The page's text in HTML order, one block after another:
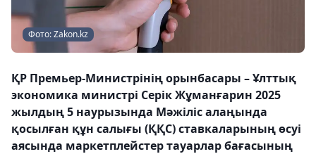
Фото: Zakon.kz
ҚР Премьер-Министрінің орынбасары – Ұлттық
экономика министрі Серік Жұманғарин 2025
жылдың 5 наурызында Мәжіліс алаңында
қосылған құн салығы (ҚҚС) ставкаларының өсуі
аясында маркетплейстер тауарлар бағасының